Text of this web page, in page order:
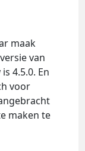
maak
van
4.5.0. En
voor
maken te